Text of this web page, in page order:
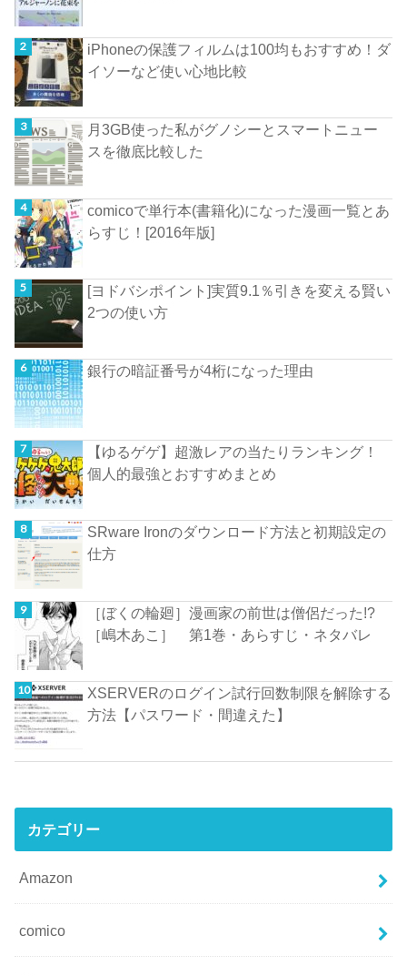
iPhoneの保護フィルムは100均もおすすめ！ダ
イソーなど使い心地比較
月3GB使った私がグノシーとスマートニュー
スを徹底比較した
comicoで単行本(書籍化)になった漫画一覧とあ
らすじ！[2016年版]
[ヨドバシポイント]実質9.1％引きを変える賢い
2つの使い方
銀行の暗証番号が4桁になった理由
【ゆるゲゲ】超激レアの当たりランキング！
個人的最強とおすすめまとめ
SRware Ironのダウンロード方法と初期設定の
仕方
［ぼくの輪廻］漫画家の前世は僧侶だった!?
［嶋木あこ］ 第1巻・あらすじ・ネタバレ
XSERVERのログイン試行回数制限を解除する
方法【パスワード・間違えた】
カテゴリー
Amazon
comico